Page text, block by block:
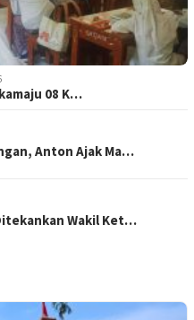
08 K…
Anton Ajak Ma…
Wakil Ket…